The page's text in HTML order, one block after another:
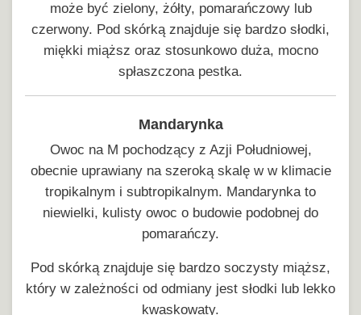
może być zielony, żółty, pomarańczowy lub
czerwony. Pod skórką znajduje się bardzo słodki,
miękki miąższ oraz stosunkowo duża, mocno
spłaszczona pestka.
Mandarynka
Owoc na M pochodzący z Azji Południowej,
obecnie uprawiany na szeroką skalę w w klimacie
tropikalnym i subtropikalnym. Mandarynka to
niewielki, kulisty owoc o budowie podobnej do
pomarańczy.
Pod skórką znajduje się bardzo soczysty miąższ,
który w zależności od odmiany jest słodki lub lekko
kwaskowaty.